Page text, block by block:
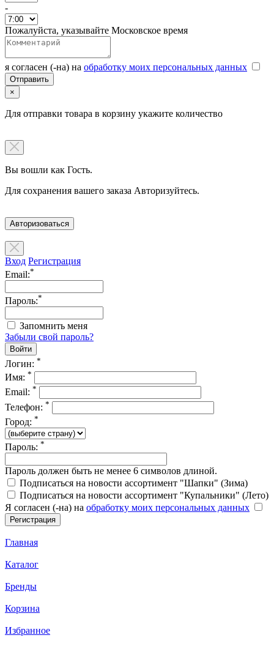
-
Пожалуйста, указывайте Московское время
я согласен (-на) на обработку моих персональных данных
×
Для отправки товара в корзину укажите количество
Вы вошли как Гость.
Для сохранения вашего заказа Авторизуйтесь.
Авторизоваться
Вход Регистрация
Email:*
Пароль:*
Запомнить меня
Забыли свой пароль?
Логин: *
Имя: *
Email: *
Телефон: *
Город: *
Пароль: *
Пароль должен быть не менее 6 символов длиной.
Подписаться на новости ассортимент "Шапки" (Зима)
Подписаться на новости ассортимент "Купальники" (Лето)
Я согласен (-на) на обработку моих персональных данных
Главная
Каталог
Бренды
Корзина
Избранное